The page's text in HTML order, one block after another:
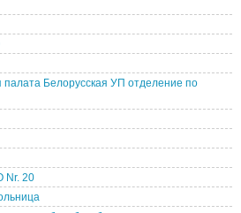
Белорусская УП отделение по
Nr. 20